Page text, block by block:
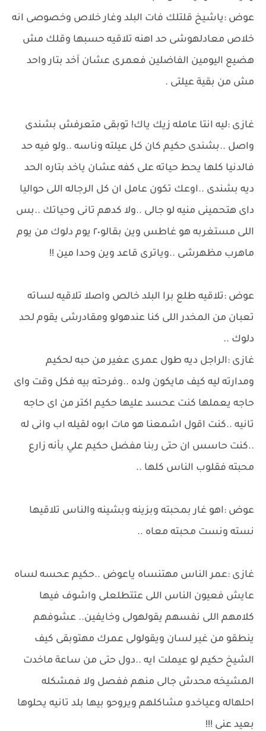
عوض :ياشيخ قلتلك فات البلد وغار خلاص وخصوصى انه
خلاص معادلهوشى حد اهنه تلاقيه حسبها وقلك مش
هضيع اليومين الفاضلين فعمرى عشان آخد بتار واحد
مش من بقية عيلتى .
غازى :ليه انتا عامله زيك ياك! توبقى متعرفش بشندى
واصل ..بشندى حكيم كان كل عيلته وناسه ..ولو فيه حد
فالدنيا كلها يحط حياته على كفه عشان ياخد بتاره الحد
ديه بشندى ..اوعك تكون عامل ان كل الرجاله اللى حواليا
داى هتحمينى منيه لو جالى ..ولا كدهم تانى وحياتك ..بس
اللى مستغربه هو غاطس وين بقالو٢٠ يوم دلوك من يوم
ماهرب مظهرشى ..وياترى قاعد وين وحدا مين !!
عوض :تلاقيه طلع برا البلد خالص واصلا تلاقيه لساته
تعبان من المخدر اللى كنا عندهولو ومقادرشى يقوم لحد
دلوك ..
غازى :الراجل ديه طول عمرى عغير من حبه لحكيم
ومدارته ليه كيف مايكون ولده ..وفرحته بيه فكل وقت واى
حاجه يعملها كنت عحسد عليها حكيم اكتر من اى حاجه
تانيه ..كنت اقول اشمعنا هو مات ابوه لقيله اب وانى له
..كنت حاسس ان حتى ربنا مفضل حكيم علي بأنه زارع
محبته فقلوب الناس كلها ..
عوض :اهو غار بمحبته وبزينه وبشينه والناس تلاقيها
نسته ونست محبته معاه ..
غازى :عمر الناس مهتنساه ياعوض ..حكيم عحسه لساه
عايش فعيون الناس اللى عتتطلعلى واشوف فيها
كلامهم اللى نفسهم يقولهولى وخايفين.. عشوفهم
ينطقو من غير لسان ويقولولى عمرك مهتوبقى كيف
الشيخ حكيم لو عيملت ايه ..دول حتى من ساعة ماخدت
المشيخه محدش جالى منهم ففصل ولا فمشكله
احلهاله وعياخدو مشاكلهم ويروحو بيها بلد تانيه يحلوها
بعيد عنى !!!